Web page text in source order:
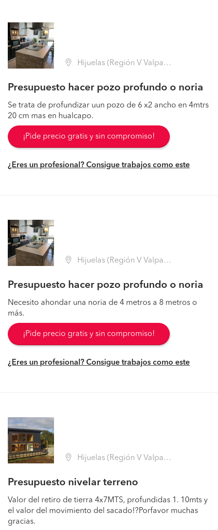
Hijuelas (Región V Valparaíso - Quillota)
Presupuesto hacer pozo profundo o noria
Se trata de profundizar uun pozo de 6 x2 ancho en 4mtrs
20 cm mas en hualcapo.
¡Pide precio gratis y sin compromiso!
¿Eres un profesional? Consigue trabajos como este
Hijuelas (Región V Valparaíso - Quillota)
Presupuesto hacer pozo profundo o noria
Necesito ahondar una noria de 4 metros a 8 metros o
más.
¡Pide precio gratis y sin compromiso!
¿Eres un profesional? Consigue trabajos como este
Hijuelas (Región V Valparaíso - Quillota)
Presupuesto nivelar terreno
Valor del retiro de tierra 4x7MTS, profundidas 1. 10mts y
el valor del movimiento del sacado!?Porfavor muchas
gracias.